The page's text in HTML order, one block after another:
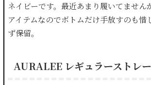
ネイビーです。最近あまり履いてません
アイテムなのでボトムだけ手放すのも惜
ず保留。
AURALEE レギュラーストレ